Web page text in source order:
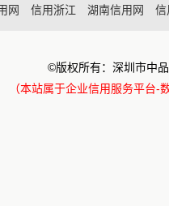
网 信用浙江 湖南信用网 信
©版权所有：深圳市中
（本站属于企业信用服务平台